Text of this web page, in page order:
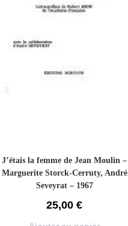
J’étais la femme de Jean Moulin –
Marguerite Storck-Cerruty, André
Seveyrat – 1967
25,00 €